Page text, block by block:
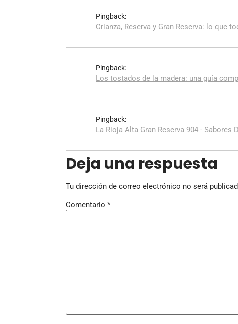
Pingback:
Crianza, Reserva y Gran Reserva: lo que
Pingback:
Los tostados de la madera: una guía
Pingback:
La Rioja Alta Gran Reserva 904 - Sabores
Deja una respuesta
Tu dirección de correo electrónico no será
Comentario *